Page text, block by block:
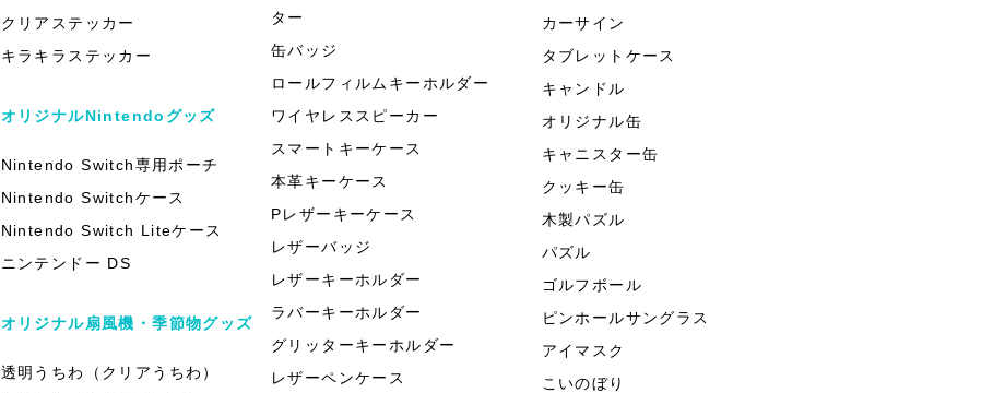
クリアステッカー
キラキラステッカー
オリジナルNintendoグッズ
Nintendo Switch専用ポーチ
Nintendo Switchケース
Nintendo Switch Liteケース
ニンテンドー DS
オリジナル扇風機・季節物グッズ
透明うちわ（クリアうちわ）
ター
缶バッジ
ロールフィルムキーホルダー
ワイヤレススピーカー
スマートキーケース
本革キーケース
Pレザーキーケース
レザーバッジ
レザーキーホルダー
ラバーキーホルダー
グリッターキーホルダー
レザーペンケース
カーサイン
タブレットケース
キャンドル
オリジナル缶
キャニスター缶
クッキー缶
木製パズル
パズル
ゴルフボール
ピンホールサングラス
アイマスク
こいのぼり